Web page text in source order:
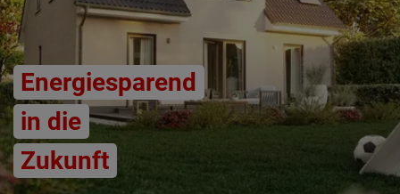
Energiesparend
in die
Zukunft